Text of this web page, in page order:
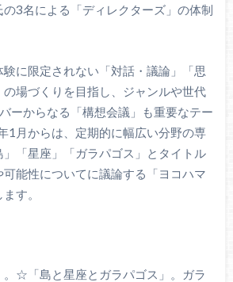
3名による「ディレクターズ」の体制
に限定されない「対話・議論」「思
場づくりを目指し、ジャンルや世代
ーからなる「構想会議」も重要なテー
1月からは、定期的に幅広い分野の専
「星座」「ガラパゴス」とタイトル
能性についてに議論する「ヨコハマ
す。
。☆「島と星座とガラパゴス」。ガラ